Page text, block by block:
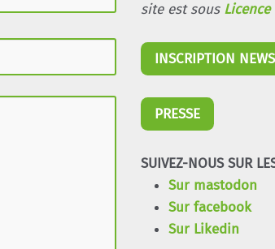
site est sous
INSCRIPTION
PRESSE
SUIVEZ-NOUS SUR
Sur mastodon
Sur facebook
Sur Likedin